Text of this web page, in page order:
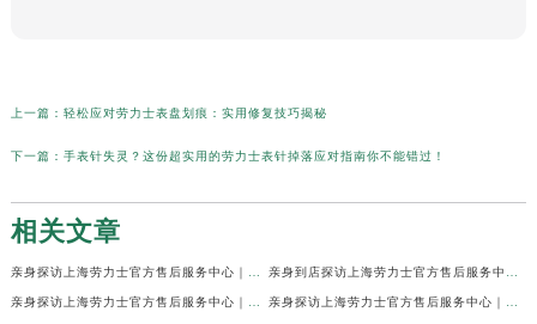
上一篇： 轻松应对劳力士表盘划痕：实用修复技巧揭秘
下一篇： 手表针失灵？这份超实用的劳力士表针掉落应对指南你不能错过！
相关文章
亲身探访上海劳力士官方售后服务中心｜网点地址及官方热线（2026年7月最新） 亲身到店探访上海劳力士官方售后服务中心｜地址与联系电话（2026年7月最新）
亲身探访上海劳力士官方售后服务中心｜最新电话和详细维修地址（2026年7月最新） 亲身探访上海劳力士官方售后服务中心｜详细地址及售后服务电话（2026年7月最新）